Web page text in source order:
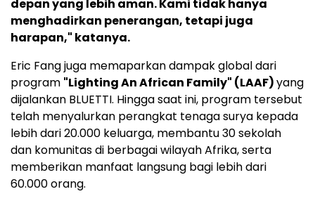
depan yang lebih aman. Kami tidak hanya
menghadirkan penerangan, tetapi juga
harapan," katanya.
Eric Fang juga memaparkan dampak global dari
program "Lighting An African Family" (LAAF)yang
dijalankan BLUETTI. Hingga saat ini, program tersebut
telah menyalurkan perangkat tenaga surya kepada
lebih dari 20.000 keluarga, membantu 30 sekolah
dan komunitas di berbagai wilayah Afrika, serta
memberikan manfaat langsung bagi lebih dari
60.000 orang.